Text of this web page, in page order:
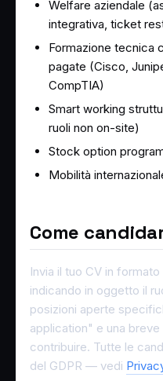
Welfare aziendale
integrativa, ticket
Formazione tecnica
pagate (Cisco,
CompTIA)
Smart working
ruoli non on-site)
Stock option
Mobilità
Come
Invia il tuo CV in formato
indicando in oggetto il
posizioni aperte
application" e una
contribuire. Tutte le
del GDPR — vedi